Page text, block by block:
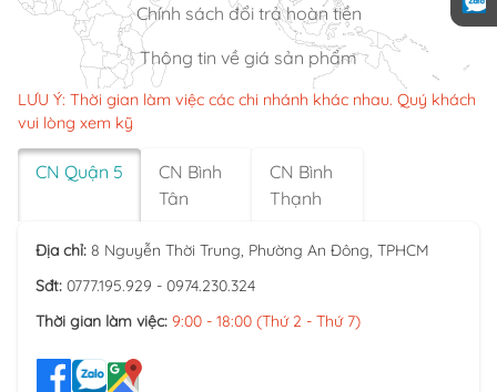
Chính sách đổi trả hoàn tiền
Thông tin về giá sản phẩm
LƯU Ý: Thời gian làm việc các chi nhánh khác nhau. Quý khách
vui lòng xem kỹ
CN Quận 5
CN Bình
Tân
CN Bình
Thạnh
Địa chỉ: 8 Nguyễn Thời Trung, Phường An Đông, TPHCM
Sđt: 0777.195.929 - 0974.230.324
Thời gian làm việc: 9:00 - 18:00 (Thứ 2 - Thứ 7)